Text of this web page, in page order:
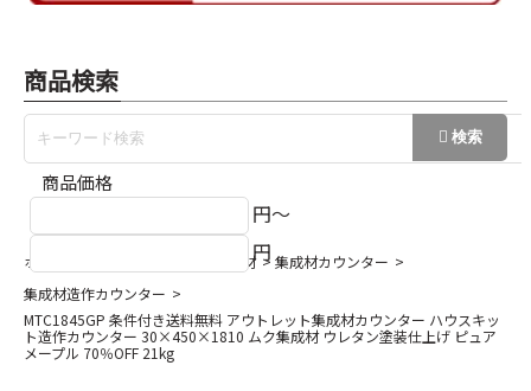
商品検索
商品価格
円～
円
ホーム 棚板・カウンター・集成材
集成材カウンター
集成材造作カウンター
MTC1845GP 条件付き送料無料 アウトレット集成材カウンター ハウスキッ
ト造作カウンター 30×450×1810 ムク集成材 ウレタン塗装仕上げ ピュア
メープル 70％OFF 21kg